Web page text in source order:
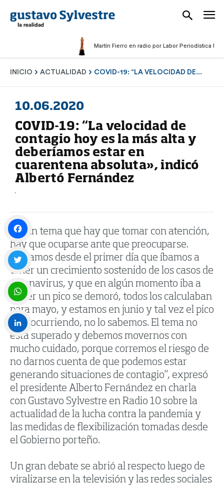
Martín Fierro en radio por Labor Periodística
INICIO ACTUALIDAD COVID-19: “LA VELOCIDAD DE...
10.06.2020
COVID-19: “La velocidad de
contagio hoy es la más alta y
deberíamos estar en
cuarentena absoluta», indicó
Albertó Fernández
“Es un tema que hay que tomar con atención,
hay que ocuparse ante que preocuparse.
Sabíamos desde el primer día que íbamos a
tener un crecimiento sostenido de los casos de
coronavirus, y que en algún momento iba a
haber un pico se demoró, todos los calculaban
para mayo, y estamos en junio y tal vez el pico
esté ocurriendo, no lo sabemos. El tema no
está superado y debemos movernos con
mucho cuidado, porque corremos el riesgo de
no darnos cuenta de que podemos estar
generando situaciones de contagio”, expresó
el presidente Alberto Fernández en charla
con Gustavo Sylvestre en Radio 10 sobre la
actualidad de la lucha contra la pandemia y
las medidas de flexibilización tomadas desde
el Gobierno porteño.
Un gran debate se abrió al respecto luego de
viralizarse en la televisión y las redes sociales
Facebook
Twitter
WhatsApp
LinkedIn